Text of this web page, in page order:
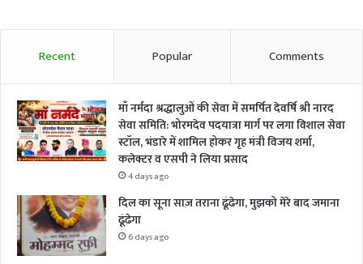
Recent Popular Comments
माँ नर्मदा श्रद्धालुओं की सेवा में समर्पित देवर्षि श्री नारद
सेवा समिति: भोरमदेव पदयात्रा मार्ग पर लगा विशाल सेवा
स्टॉल, भंडारे में शामिल होकर गृह मंत्री विजय शर्मा,
कलेक्टर व एसपी ने लिया प्रसाद
4 days ago
दिल का सूना साज़ तराना ढूंढेगा, मुझको मेरे बाद जमाना
ढूंढेगा
6 days ago